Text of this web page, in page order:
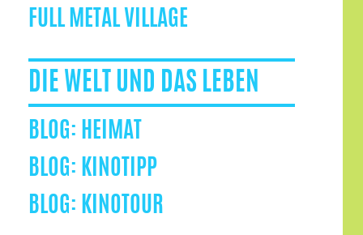
FULL METAL VILLAGE
DIE WELT UND DAS LEBEN
HEIMAT
KINOTIPP
KINOTOUR